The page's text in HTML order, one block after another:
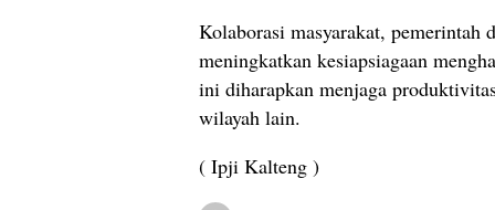
Kolaborasi masyarakat, pemerintah
meningkatkan kesiapsiagaan
ini diharapkan menjaga
wilayah lain.
( Ipji Kalteng )